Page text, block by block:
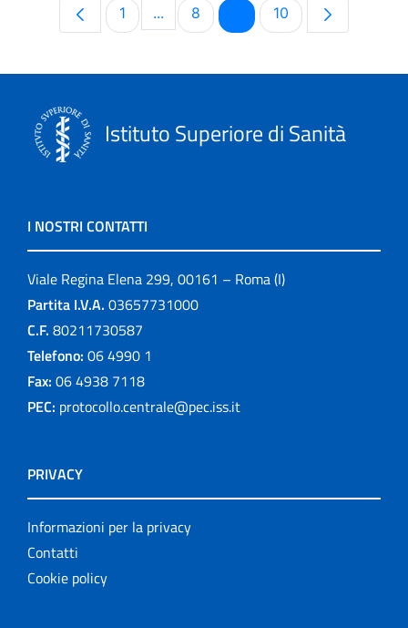
Pagina
1 ...Pagine intermedie Use TAB to
Pagina
8 PaginaPagina
10
Istituto Superiore di Sanità
I NOSTRI CONTATTI
Viale Regina Elena 299, 00161 – Roma (I)
Partita I.V.A. 03657731000
C.F. 80211730587
Telefono: 06 4990 1
Fax: 06 4938 7118
PEC: protocollo.centrale@pec.iss.it
PRIVACY
Informazioni per la privacy
Contatti
Cookie policy